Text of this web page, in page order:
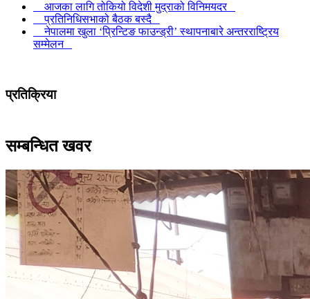
आजका लागि तोकियो विदेशी मुद्राको विनिमयदर
प्रतिनिधिसभाको बैठक बस्दै
नेपालमा खुला ‘प्रिन्टिङ फाउन्ड्री’ स्थापनाबारे अन्तरराष्ट्रिय
सम्मेलन
प्रतिक्रिया
सम्बन्धित खवर